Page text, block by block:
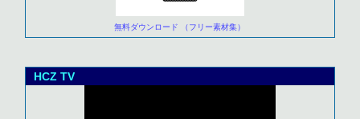
無料ダウンロード （フリー素材集）
HCZ TV